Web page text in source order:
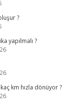
?
yapılmalı ?
km hızla dönüyor ?